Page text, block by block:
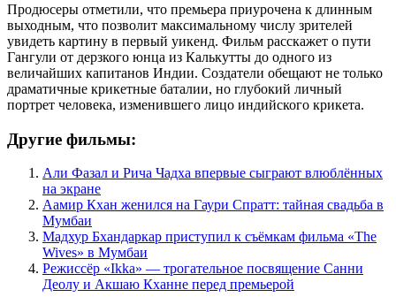
Продюсеры отметили, что премьера приурочена к длинным
выходным, что позволит максимальному числу зрителей
увидеть картину в первый уикенд. Фильм расскажет о пути
Гангули от дерзкого юнца из Калькутты до одного из
величайших капитанов Индии. Создатели обещают не только
драматичные крикетные баталии, но глубокий личный
портрет человека, изменившего лицо индийского крикета.
Другие фильмы:
Али Фазал и Рича Чадха впервые сыграют влюблённых
на экране
Аамир Кхан женился на Гаури Спратт: тайная свадьба в
Мумбаи
Мадхур Бхандаркар приступил к съёмкам фильма «The
Wives» в Мумбаи
Режиссёр «Ikka» — трогательное посвящение Санни
Деолу и Акшаю Кханне перед премьерой